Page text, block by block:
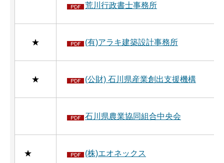
荒川行政書士事務所
★ (有)アラキ建築設計事務所
★ (公財) 石川県産業創出支援機構
石川県農業協同組合中央会
★ (株)エオネックス